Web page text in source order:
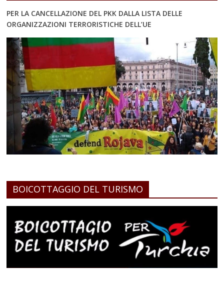
PER LA CANCELLAZIONE DEL PKK DALLA LISTA DELLE
ORGANIZZAZIONI TERRORISTICHE DELL’UE
BOICOTTAGGIO DEL TURISMO